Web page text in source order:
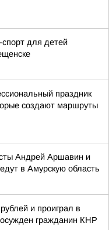
для детей
праздник
создают маршруты
Андрей Аршавин и
в Амурскую область
и проиграл в
гражданин КНР